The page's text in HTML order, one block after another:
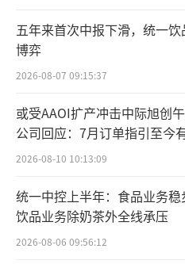
而在吨位决定地位
5年产能将达到年产8
续稳步按每年10-15万
基酒贮存将达50万吨
郎特为首的兼香产品
此同时，庄园建设及泸
利推进，多重筑基下
坚实支柱已然形成。
五年来首次中报下滑，统一饮
博弈
2026-08-07 09:15:37
或受AAOI扩产冲击中际旭创午
公司回应：7月订单指引至今
2026-08-10 10:13:09
统一中控上半年：食品业务稳
饮品业务除奶茶外全线承压
2026-08-06 09:56:12